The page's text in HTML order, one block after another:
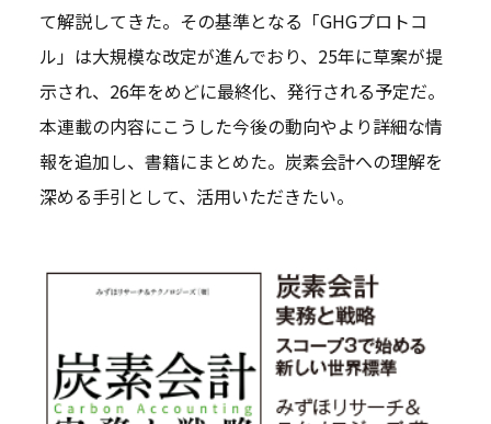
て解説してきた。その基準となる「GHGプロトコ
ル」は大規模な改定が進んでおり、25年に草案が提
示され、26年をめどに最終化、発行される予定だ。
本連載の内容にこうした今後の動向やより詳細な情
報を追加し、書籍にまとめた。炭素会計への理解を
深める手引として、活用いただきたい。